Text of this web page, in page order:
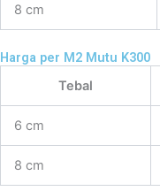
8 cm
Harga per M2 Mutu K300
Tebal
6 cm
8 cm